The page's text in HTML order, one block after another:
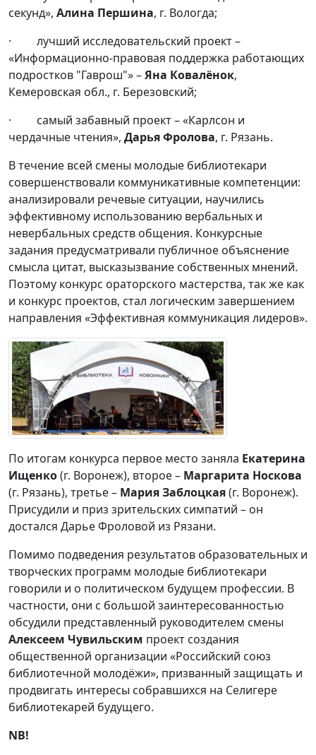
секунд», Алина Першина, г. Вологда;
· лучший исследовательский проект –
«Информационно-правовая поддержка работающих
подростков "Гаврош"» –Яна Ковалёнок,
Кемеровская обл., г. Березовский;
· самый забавный проект – «Карлсон и
чердачные чтения», Дарья Фролова, г. Рязань.
В течение всей смены молодые библиотекари
совершенствовали коммуникативные компетенции:
анализировали речевые ситуации, научились
эффективному использованию вербальных и
невербальных средств общения. Конкурсные
задания предусматривали публичное объяснение
смысла цитат, высказызвание собственных мнений.
Поэтому конкурс ораторского мастерства, так же как
и конкурс проектов, стал логическим завершением
направления «Эффективная коммуникация лидеров».
По итогам конкурса первое место заняла Екатерина
Ищенко(г. Воронеж), второе – Маргарита Носкова
(г. Рязань), третье – Мария Заблоцкая(г. Воронеж).
Присудили и приз зрительских симпатий – он
достался Дарье Фроловой из Рязани.
Помимо подведения результатов образовательных и
творческих программ молодые библиотекари
говорили и о политическом будущем профессии. В
частности, они с большой заинтересованностью
обсудили представленный руководителем смены
Алексеем Чувильским проект создания
общественной организации «Российский союз
библиотечной молодёжи», призванный защищать и
продвигать интересы собравшихся на Селигере
библиотекарей будущего.
NB!